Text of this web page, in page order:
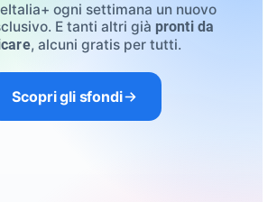
ogni settimana un nuovo
E tanti altri già pronti da
, alcuni gratis per tutti.
Scopri gli sfondi